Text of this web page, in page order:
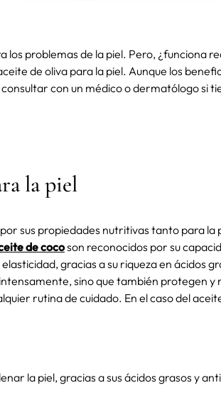
los problemas de la piel. Pero, ¿funciona
de oliva para la piel. Aunque los
con un médico o dermatólogo si
la piel
sus propiedades nutritivas tanto para la
de cocoson reconocidos por su
gracias a su riqueza en ácidos
sino que también protegen y
rutina de cuidado. En el caso del
la piel, gracias a sus ácidos grasos y